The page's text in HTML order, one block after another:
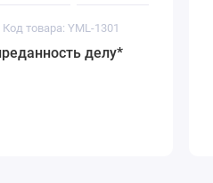
Код товара: YML-1301
делу*